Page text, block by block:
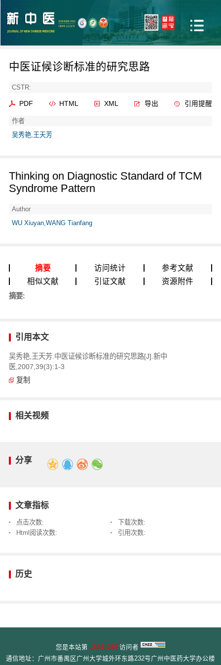
中医证候诊断标准的研究思路
CSTR:
PDF HTML XML 导出 引用提醒
作者
吴秀艳,王天芳
Thinking on Diagnostic Standard of TCM
Syndrome Pattern
Author
WU Xiuyan,WANG Tianfang
摘要 访问统计
参考文献
相似文献
引证文献 资源附件
摘要:
引用本文
吴秀艳,王天芳.中医证候诊断标准的研究思路[J].新中
医,2007,39(3):1-3
复制
相关视频
分享
文章指标
点击次数:
下载次数:
Html阅读次数:
引用次数:
历史
您是本站第 18841256 访问者
通信地址：广州市番禺区广州大学城外环东路232号广州中医药大学办公楼